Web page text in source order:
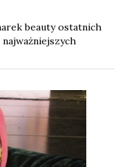
beauty ostatnich